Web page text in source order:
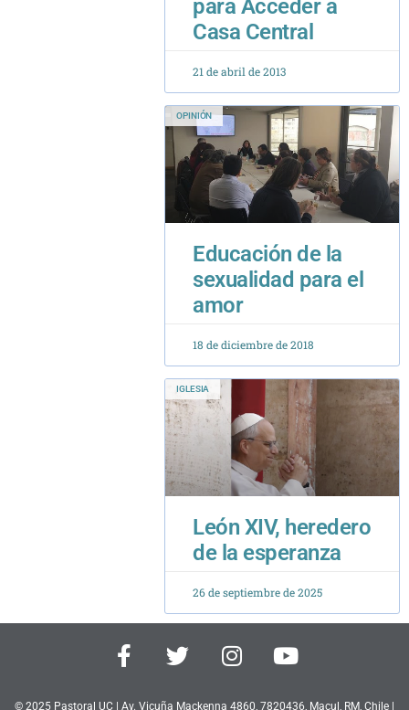
21 de abril de 2013
OPINIÓN
Educación de la
amor
18 de diciembre de 2018
IGLESIA
León XIV, heredero
26 de septiembre de 2025
F
a
T
w
I
n
Y
o
© 2025 Pastoral UC | Av. Vicuña Mackenna 4860, 7820436, Macul, RM, Chile |